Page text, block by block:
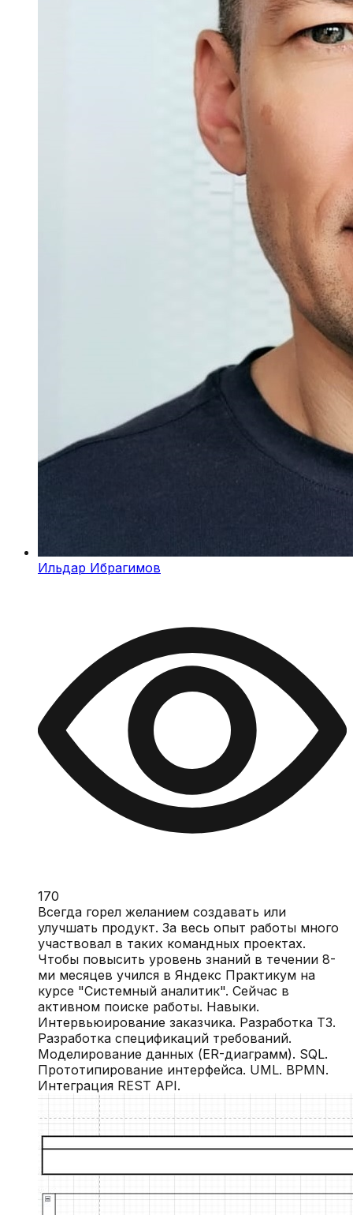
Ильдар Ибрагимов
170
Всегда горел желанием создавать или
улучшать продукт. За весь опыт работы много
участвовал в таких командных проектах.
Чтобы повысить уровень знаний в течении 8-
ми месяцев учился в Яндекс Практикум на
курсе "Системный аналитик". Сейчас в
активном поиске работы. Навыки.
Интервьюирование заказчика. Разработка ТЗ.
Разработка спецификаций требований.
Моделирование данных (ER-диаграмм). SQL.
Прототипирование интерфейса. UML. BPMN.
Интеграция REST API.